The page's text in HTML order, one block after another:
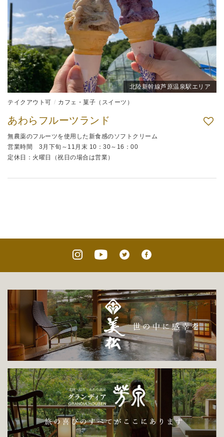
北陸新幹線芦原温泉駅エリア
テイクアウト可 カフェ・菓子（スイーツ）
あわらフルーツランド
無農薬のフルーツを使用した新食感のソフトクリーム
営業時間 3月下旬～11月末 10：30～16：00
定休日：火曜日（祝日の場合は営業）